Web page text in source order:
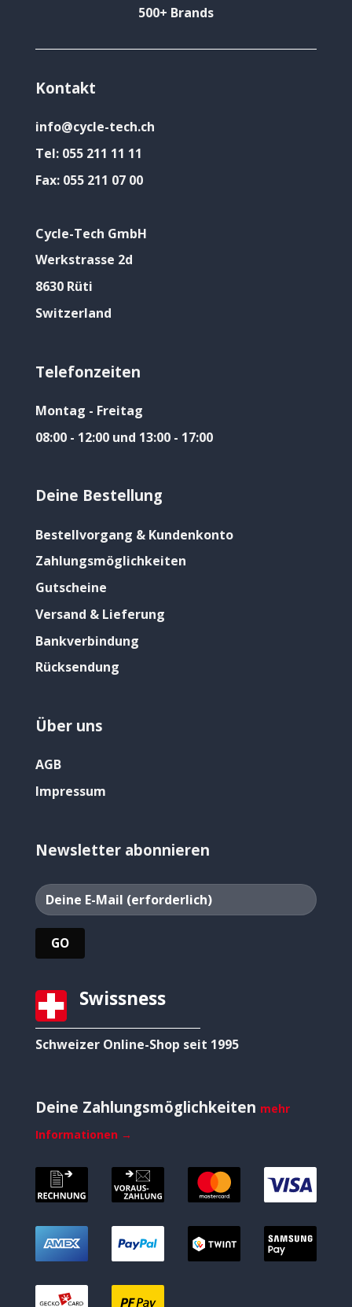
500+ Brands
Kontakt
info@cycle-tech.ch
Tel: 055 211 11 11
Fax: 055 211 07 00
Cycle-Tech GmbH
Werkstrasse 2d
8630 Rüti
Switzerland
Telefonzeiten
Montag - Freitag
08:00 - 12:00 und 13:00 - 17:00
Deine Bestellung
Bestellvorgang & Kundenkonto
Zahlungsmöglichkeiten
Gutscheine
Versand & Lieferung
Bankverbindung
Rücksendung
Über uns
AGB
Impressum
Newsletter abonnieren
Swissness
Schweizer Online-Shop seit 1995
Deine Zahlungsmöglichkeiten mehr
Informationen →